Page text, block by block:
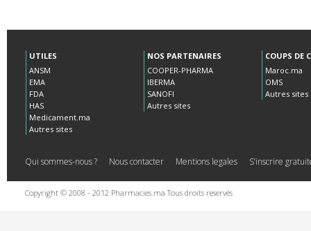
UTILES
ANSM
EMA
FDA
HAS
Medicament.ma
Autres sites
NOS PARTENAIRES
COOPER-PHARMA
IBERMA
SANOFI
Autres sites
COUPS DE
Maroc.ma
OMS
Autres sites
Qui sommes-nous ? Nous contacter Mentions legales S’inscrire
Copyright © 2008 - 2012 Pharmacies.ma Tous droits reservés